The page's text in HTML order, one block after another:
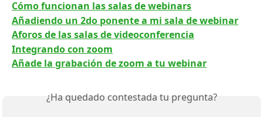
Cómo funcionan las salas de webinars
Añadiendo un 2do ponente a mi sala de webinar
Aforos de las salas de videoconferencia
Integrando con zoom
Añade la grabación de zoom a tu webinar
¿Ha quedado contestada tu pregunta?